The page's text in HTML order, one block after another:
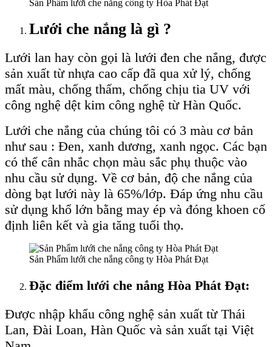
Sản Phẩm lưới che nắng công ty Hòa Phát Đạt
Lưới che nắng là gì ?
Lưới lan hay còn gọi là lưới đen che nắng, được
sản xuất từ nhựa cao cấp đã qua xử lý, chống
mất màu, chống thấm, chống chịu tia UV với
công nghệ dệt kim công nghệ từ Hàn Quốc.
Lưới che nắng của chúng tôi có 3 màu cơ bản
như sau : Đen, xanh dương, xanh ngọc. Các bạn
có thể cân nhắc chọn màu sắc phụ thuộc vào
nhu cầu sử dụng. Về cơ bản, độ che nắng của
dòng bạt lưới này là 65%/lớp. Đáp ứng nhu cầu
sử dụng khổ lớn bằng may ép và đóng khoen cố
định liên kết và gia tăng tuổi thọ.
Sản Phẩm lưới che nắng công ty Hòa Phát Đạt
Đặc điểm lưới che nắng Hòa Phát Đạt:
Được nhập khẩu công nghệ sản xuất từ Thái
Lan, Đài Loan, Hàn Quốc và sản xuất tại Việt